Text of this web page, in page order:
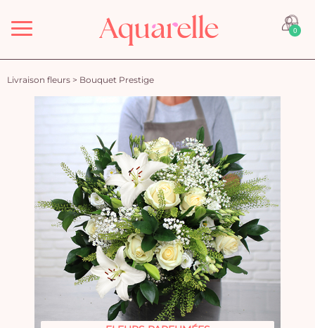
Menu 0
Livraison fleurs > Bouquet Prestige